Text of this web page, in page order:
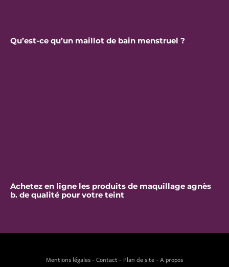
Qu’est-ce qu’un maillot de bain menstruel ?
Achetez en ligne les produits de maquillage agnès
b. de qualité pour votre teint
Mentions légales-Contact-Plan de site-A propos